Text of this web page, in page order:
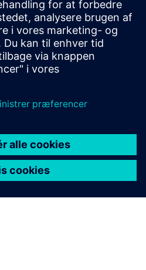
in real-time, stay ahead of your
infrastructure deployment,
intelligence platform.